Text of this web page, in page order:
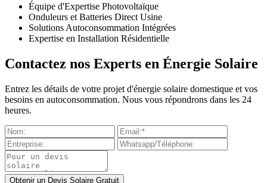
Équipe d'Expertise Photovoltaïque
Onduleurs et Batteries Direct Usine
Solutions Autoconsommation Intégrées
Expertise en Installation Résidentielle
Contactez nos Experts en Énergie Solaire
Entrez les détails de votre projet d'énergie solaire domestique et vos
besoins en autoconsommation. Nous vous répondrons dans les 24
heures.